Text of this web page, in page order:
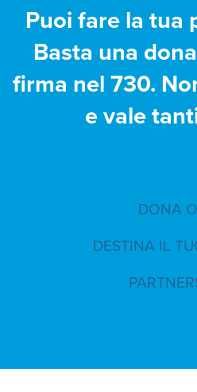
Puoi fare la tua
Basta una
firma nel 730.
e vale
DONA
DESTINA IL